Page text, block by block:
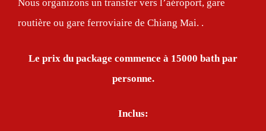
Nous organizons un transfer vers l’aéroport, gare
routière ou gare ferroviaire de Chiang Mai. .
Le prix du package commence à 15000 bath par
personne.
Inclus: